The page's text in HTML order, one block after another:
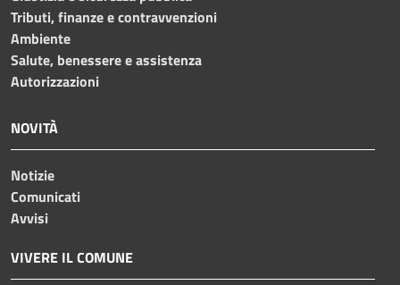
Tributi, finanze e contravvenzioni
Ambiente
Salute, benessere e assistenza
Autorizzazioni
NOVITÀ
Notizie
Comunicati
Avvisi
VIVERE IL COMUNE